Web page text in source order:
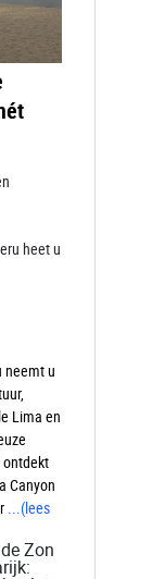
heet u
neemt u
Lima en
Canyon
...(lees
Zon